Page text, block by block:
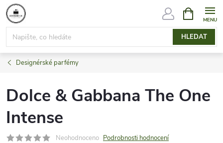
Přejít
na
obsah
HLEDAT
NÁKUPNÍ
KOŠÍK
Designérské parfémy
Dolce & Gabbana The One
Intense
Neohodnoceno Podrobnosti hodnocení